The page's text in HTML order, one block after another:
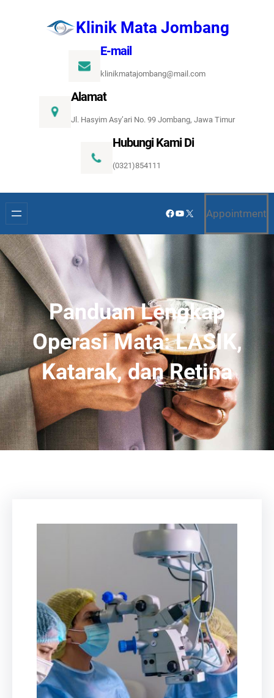
Klinik Mata Jombang
E-mail
klinikmatajombang@mail.com
Alamat
Jl. Hasyim Asy’ari No. 99 Jombang, Jawa Timur
Hubungi Kami Di
(0321)854111
Facebook
YouTube
X Appointment
Panduan Lengkap
Operasi Mata: LASIK,
Katarak, dan Retina